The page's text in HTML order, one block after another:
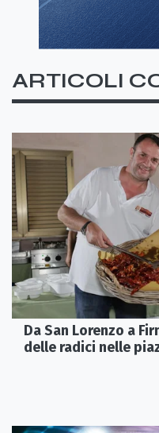
ARTICOLI
Da San Lorenzo a
delle radici nelle